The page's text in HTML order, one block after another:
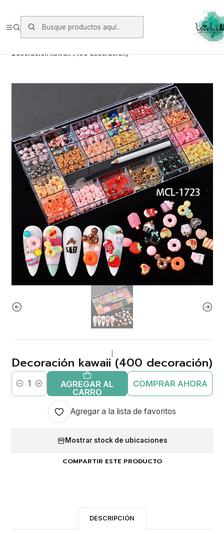
https://www.starken.cl/
Decoración kawaii (400 decoración)
Decoración kawaii (400 decoración)
Cantidad
AGREGAR AL
CARRO
COMPRAR AHORA
Agregar a la lista de favoritos
Mostrar stock de ubicaciones
COMPARTIR ESTE PRODUCTO
DESCRIPCIÓN